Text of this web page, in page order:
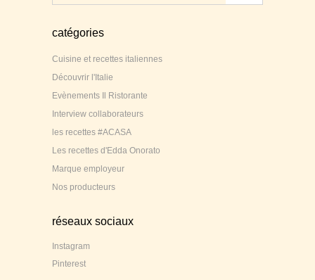
catégories
Cuisine et recettes italiennes
Découvrir l'Italie
Evènements Il Ristorante
Interview collaborateurs
les recettes #ACASA
Les recettes d'Edda Onorato
Marque employeur
Nos producteurs
réseaux sociaux
Instagram
Pinterest